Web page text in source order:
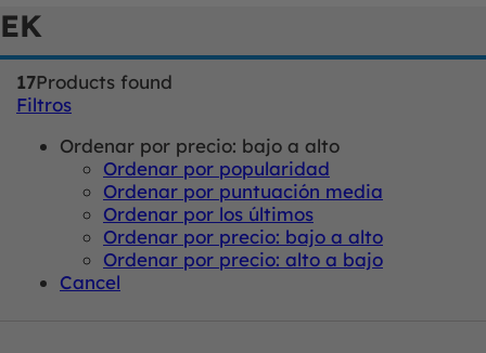
EK
17Products found
Filtros
Ordenar por precio: bajo a alto
Ordenar por popularidad
Ordenar por puntuación media
Ordenar por los últimos
Ordenar por precio: bajo a alto
Ordenar por precio: alto a bajo
Cancel